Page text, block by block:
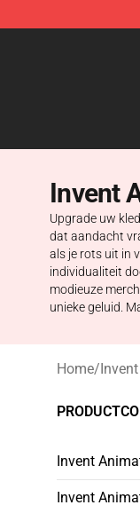
Invent
Invent
Upgrade uw
dat aandacht
als je rots uit in
individualiteit
modieuze
unieke geluid.
Home/
Invent
Invent